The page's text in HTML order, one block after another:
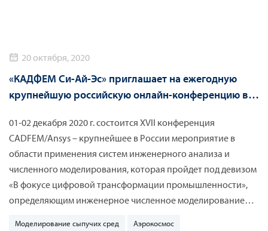
20 октября, 2020
«КАДФЕМ Си-Ай-Эс» приглашает на ежегодную
крупнейшую российскую онлайн-конференцию в
и численного моделирования
01-02 декабря 2020 г. состоится XVII конференция
CADFEM/Ansys – крупнейшее в России мероприятие в
области применения систем инженерного анализа и
численного моделирования, которая пройдет под девизом
«В фокусе цифровой трансформации промышленности»,
определяющим инженерное численное моделирование
Моделирование сыпучих сред Аэрокосмос